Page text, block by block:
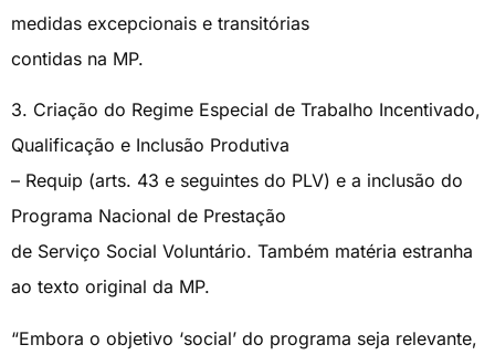
medidas excepcionais e transitórias
contidas na MP.
3. Criação do Regime Especial de Trabalho Incentivado,
Qualificação e Inclusão Produtiva
– Requip (arts. 43 e seguintes do PLV) e a inclusão do
Programa Nacional de Prestação
de Serviço Social Voluntário. Também matéria estranha
ao texto original da MP.
“Embora o objetivo ‘social’ do programa seja relevante,